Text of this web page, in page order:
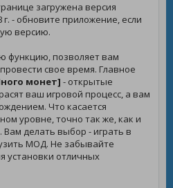
загружена версия
- обновите приложение, если
версию.
функцию, позволяет вам
свое время. Главное
монет] - открытые
ваш игровой процесс, а вам
Что касается
уровне, точно так же, как и
делать выбор - играть в
МОД. Не забывайте
установки отличных